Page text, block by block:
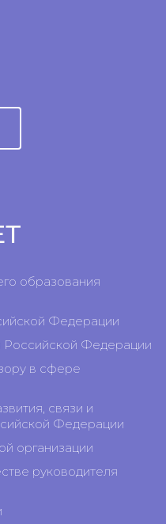
образования
Федерации
Федерации
в сфере
связи и
Федерации
организации
руководителя